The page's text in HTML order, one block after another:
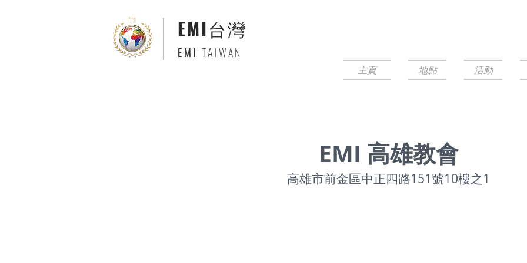
EMITAIWAN
EMI台灣
主頁 地點 活動
EMI 高雄教會
高雄市前金區中正四路151號10樓之1